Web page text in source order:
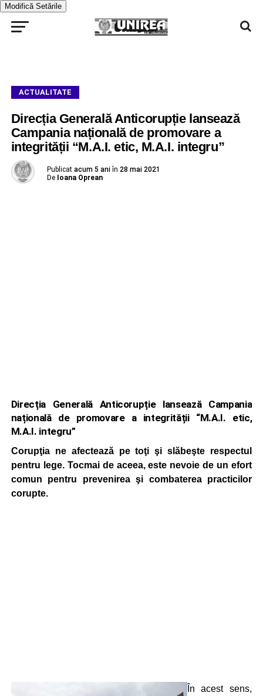
Modifică Setările
ACTUALITATE
Direcția Generală Anticorupție lansează
Campania națională de promovare a
integrității “M.A.I. etic, M.A.I. integru”
Publicat acum 5 ani în 28 mai 2021
De Ioana Oprean
Direcția Generală Anticorupție lansează Campania
națională de promovare a integrității “M.A.I. etic,
M.A.I. integru”
Corupţia ne afectează pe toţi şi slăbeşte respectul
pentru lege. Tocmai de aceea, este nevoie de un efort
comun pentru prevenirea şi combaterea practicilor
corupte.
În acest sens,